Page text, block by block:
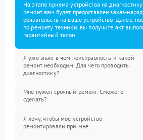
На этапе приема устройства на
ремонт вам будет предоставлен заказ-
обязательств на ваше устройство. Далее,
по ремонту техники, вы получите акт
гарантийный талон.
Я уже знаю в чем неисправность и какой
ремонт необходим. Для чего проводить
диагностику?
Мне нужен срочный ремонт. Сможете
сделать?
Я хочу, чтобы мое устройство
ремонтировали при мне.